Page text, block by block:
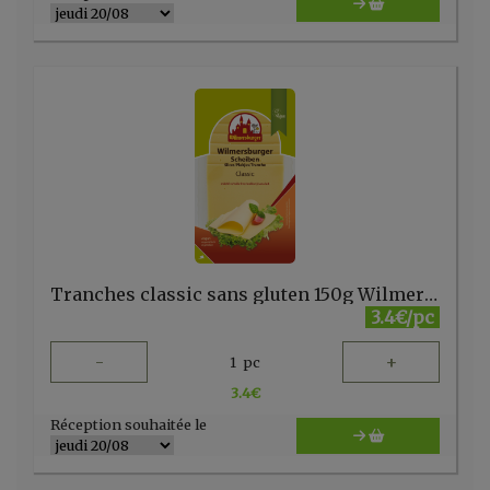
Tranches classic sans gluten 150g Wilmersburger
3.4€/pc
- 1 pc +
3.4€
Réception souhaitée le